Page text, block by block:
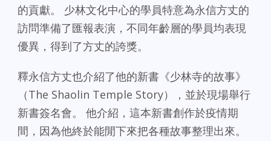
的貢獻。 少林文化中心的學員特意為永信方丈的
訪問準備了匯報表演，不同年齡層的學員均表現
優異，得到了方丈的誇獎。
釋永信方丈也介紹了他的新書《少林寺的故事》
（The Shaolin Temple Story），並於現場舉行
新書簽名會。 他介紹，這本新書創作於疫情期
間，因為他終於能閒下來把各種故事整理出來。